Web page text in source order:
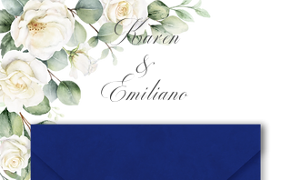
Karen
&
Emiliano